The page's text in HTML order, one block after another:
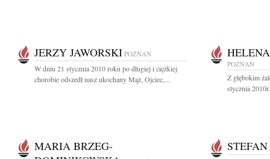
JERZY JAWORSKI POZNAŃ
W dniu 21 stycznia 2010 roku po długiej i ciężkiej
chorobie odszedł nasz ukochany Mąż, Ojciec,...
POZNAŃ
Z głębokim
stycznia
MARIA BRZEG-